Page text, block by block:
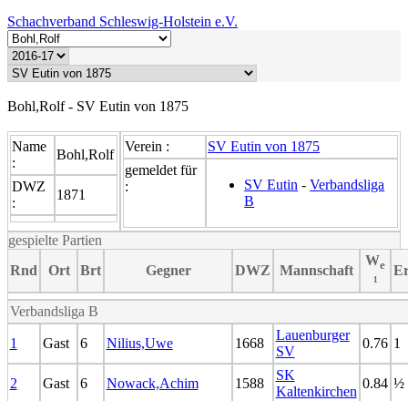
Schachverband Schleswig-Holstein e.V.
Bohl,Rolf - SV Eutin von 1875
Name
:
Bohl,Rolf
DWZ
:
1871
Verein :
SV Eutin von 1875
gemeldet für
:
SV Eutin -Verbandsliga
B
gespielte Partien
Rnd
Ort Brt Gegner DWZ Mannschaft
We
¹
Verbandsliga B
1 Gast 6 Nilius,Uwe 1668
Lauenburger
SV
0.76 1
2 Gast 6 Nowack,Achim 1588
SK
Kaltenkirchen
0.84 ½